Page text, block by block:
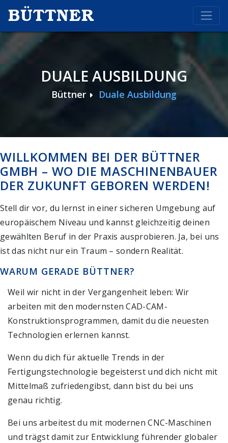
BÜTTNER
DUALE AUSBILDUNG
Büttner Duale Ausbildung
WILLKOMMEN BEI DER BÜTTNER
GMBH – WO DIE MASCHINENBAUER
DER ZUKUNFT GEBOREN WERDEN!
Stell dir vor, du lernst in einer sicheren Umgebung auf
europäischem Niveau und kannst gleichzeitig deinen
gewählten Beruf in der Praxis ausprobieren. Ja, bei uns
ist das nicht nur ein Traum – sondern Realität.
WARUM GERADE BÜTTNER?
Weil wir nicht in der Vergangenheit leben: Wir
arbeiten mit den modernsten CAD-CAM-
Konstruktionsprogrammen, damit du die neuesten
Technologien erlernen kannst.
Wenn du dich für aktuelle Trends in der
Fertigungstechnologie begeisterst und dich nicht mit
Mittelmaß zufriedengibst, dann bist du bei uns
genau richtig.
Bei uns arbeitest du mit modernen CNC-Maschinen
und trägst damit zur Entwicklung führender globaler